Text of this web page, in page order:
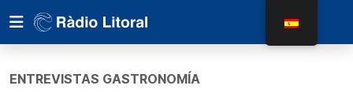
ENTREVISTAS GASTRONOMÍA